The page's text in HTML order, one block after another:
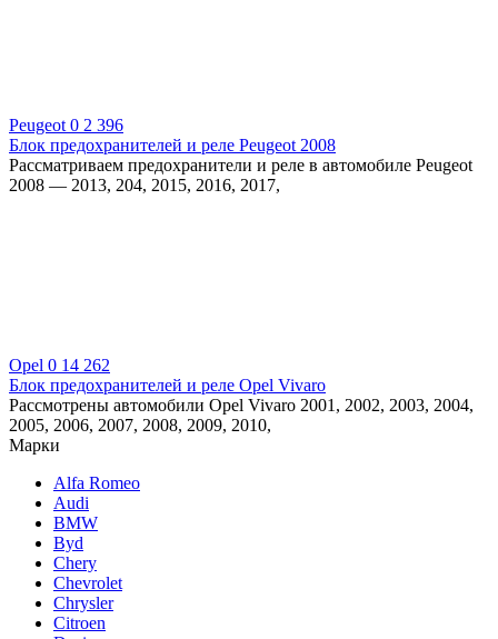
Peugeot 0 2 396
Блок предохранителей и реле Peugeot 2008
Рассматриваем предохранители и реле в автомобиле Peugeot
2008 — 2013, 204, 2015, 2016, 2017,
Opel 0 14 262
Блок предохранителей и реле Opel Vivaro
Рассмотрены автомобили Opel Vivaro 2001, 2002, 2003, 2004,
2005, 2006, 2007, 2008, 2009, 2010,
Марки
Alfa Romeo
Audi
BMW
Byd
Chery
Chevrolet
Chrysler
Citroen